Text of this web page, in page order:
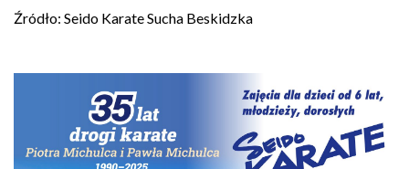
Źródło: Seido Karate Sucha Beskidzka